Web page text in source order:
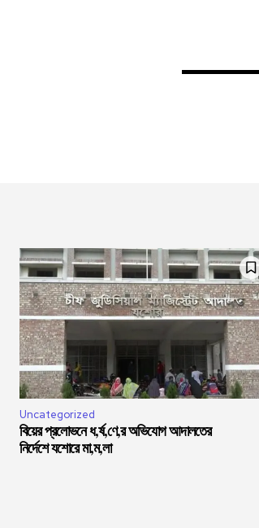
Uncategorized
বিয়ের প্রলোভনে ধ,র্ষ,ণে,র অভিযোগ আদালতের
নির্দেশে যশোরে মা,ম,লা